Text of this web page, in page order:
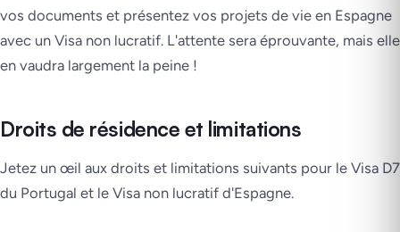
vos documents et présentez vos projets de vie en Espagne
avec un Visa non lucratif. L'attente sera éprouvante, mais elle
en vaudra largement la peine !
Droits de résidence et limitations
Jetez un œil aux droits et limitations suivants pour le Visa D7
du Portugal et le Visa non lucratif d'Espagne.